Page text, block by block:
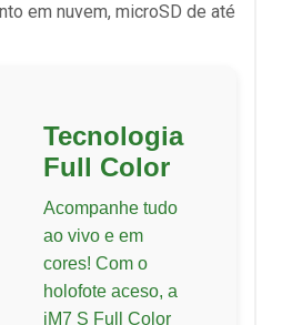
em nuvem, microSD de até
Tecnologia
Full Color
Acompanhe tudo
ao vivo e em
cores! Com o
holofote aceso, a
iM7 S Full Color